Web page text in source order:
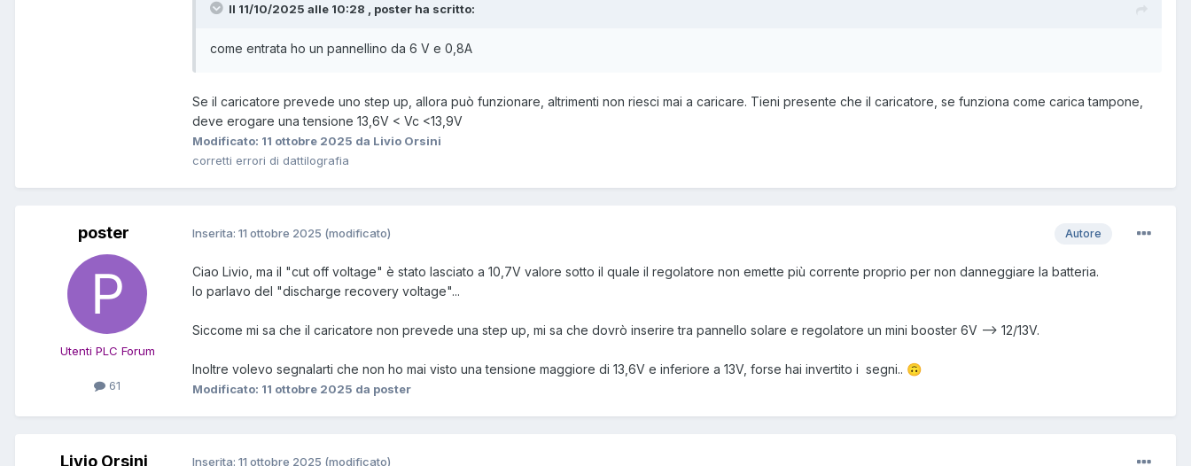
Il 11/10/2025 alle 10:28 , poster ha scritto:
come entrata ho un pannellino da 6 V e 0,8A
Se il caricatore prevede uno step up, allora può funzionare, altrimenti non riesci mai a caricare. Tieni presente che il caricatore, se funziona come carica tampone,
deve erogare una tensione 13,6V < Vc <13,9V
Modificato: 11 ottobre 2025 da Livio Orsini
corretti errori di dattilografia
poster
Utenti PLC Forum
61
Autore
Inserita: 11 ottobre 2025 (modificato)
Ciao Livio, ma il "cut off voltage" è stato lasciato a 10,7V valore sotto il quale il regolatore non emette più corrente proprio per non danneggiare la batteria.
Io parlavo del "discharge recovery voltage"...
Siccome mi sa che il caricatore non prevede una step up, mi sa che dovrò inserire tra pannello solare e regolatore un mini booster 6V --> 12/13V.
Inoltre volevo segnalarti che non ho mai visto una tensione maggiore di 13,6V e inferiore a 13V, forse hai invertito i segni.. 🙃
Modificato: 11 ottobre 2025 da poster
Livio Orsini Inserita: 11 ottobre 2025 (modificato)